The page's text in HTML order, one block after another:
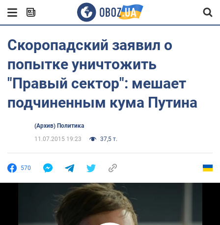
Скоропадский заявил о
попытке уничтожить
"Правый сектор": мешает
подчиненным кума Путина
(Архив) Политика
11.07.2015 19:23
37,5 т.
570